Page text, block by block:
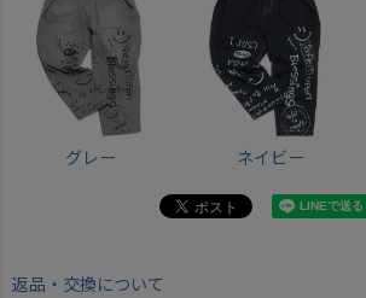
グレー ネイビー
返品・交換について